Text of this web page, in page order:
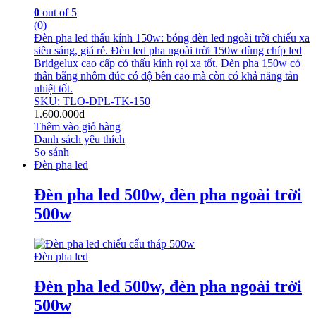
0 out of 5
(0)
Đèn pha led thấu kính 150w: bóng đèn led ngoài trời chiếu xa
siêu sáng, giá rẻ. Đèn led pha ngoài trời 150w dùng chíp led
Bridgelux cao cấp có thấu kính rọi xa tốt. Dèn pha 150w có
thân bằng nhôm đúc có độ bền cao mà còn có khả năng tản
nhiệt tốt.
SKU: TLO-DPL-TK-150
1.600.000₫
Thêm vào giỏ hàng
Danh sách yêu thích
So sánh
Đèn pha led
Đèn pha led 500w, đèn pha ngoài trời
500w
Đèn pha led
Đèn pha led 500w, đèn pha ngoài trời
500w